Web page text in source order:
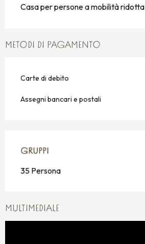
Casa per persone a mobilità ridotta
METODI DI PAGAMENTO
Carte di debito
Assegni bancari e postali
GRUPPI
GRUPPI
35 Persona
MULTIMEDIALE